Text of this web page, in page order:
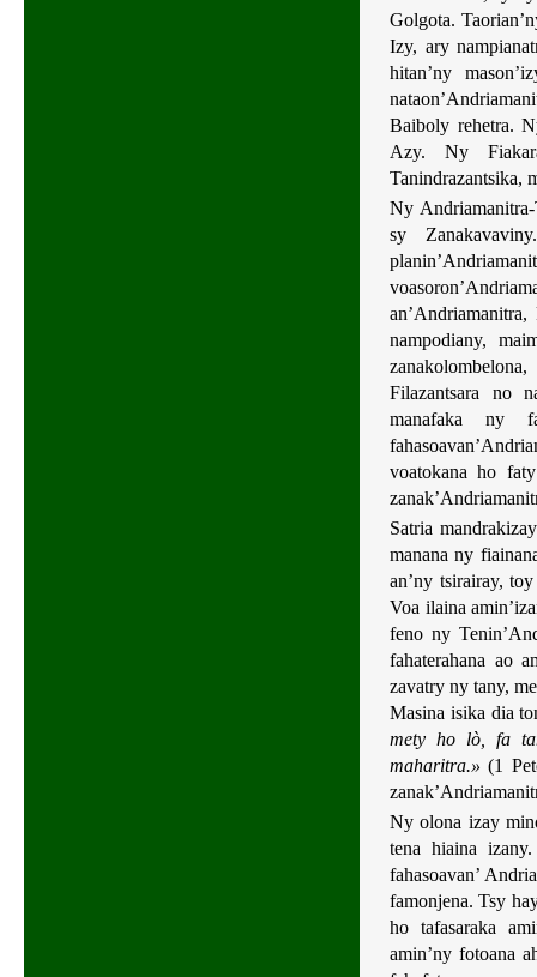
Golgota.
Izy, ary
hitan’ny
Baiboly rehetra.
Azy. Ny
Tanindrazantsika,
Ny Andriamanitra-
sy
nampodiany,
Filazantsara no
manafaka ny
voatokana ho
Satria
manana ny
an’ny tsirairay,
Voa ilaina
feno ny
fahaterahana ao
zavatry ny tany,
Masina isika dia
mety ho lò, fa
maharitra.»(1
Ny olona izay
tena hiaina
fahasoavan’
famonjena. Tsy
ho tafasaraka
amin’ny fotoana